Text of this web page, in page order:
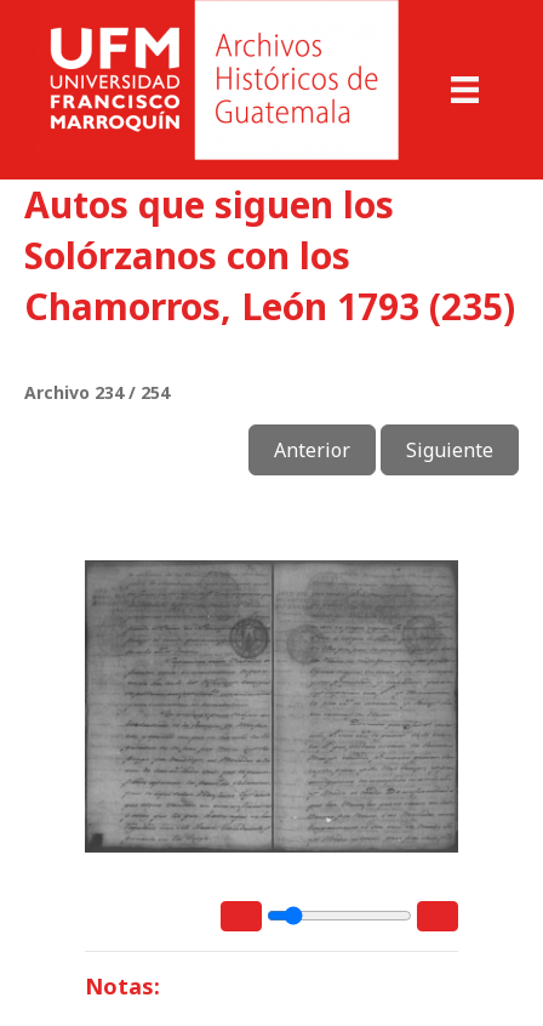
Autos que siguen los
Solórzanos con los
Chamorros, León 1793 (235)
Archivo 234 / 254
Anterior Siguiente
Notas: